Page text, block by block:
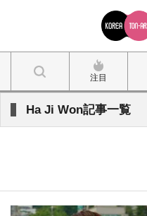
注目
Ha Ji Won記事一覧